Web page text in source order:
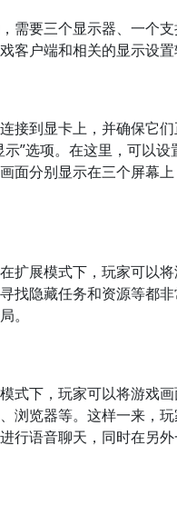
需要三个显示器、一个
客户端和相关的显示设置
接到显卡上，并确保它
”选项。在这里，可以设
面分别显示在三个屏幕
扩展模式下，玩家可以
找隐藏任务和资源等都
。
式下，玩家可以将游戏
浏览器等。这样一来，
行语音聊天，同时在另